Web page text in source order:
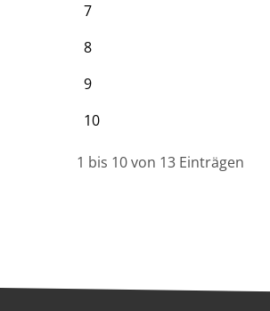
7
8
9
10
1 bis 10 von 13 Einträgen